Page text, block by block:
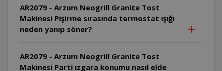
AR2079 - Arzum Neogrill Granite Tost
Makinesi Pişirme sırasında termostat ışığı
neden yanıp söner?
AR2079 - Arzum Neogrill Granite Tost
Makinesi Parti ızgara konumu nasıl elde